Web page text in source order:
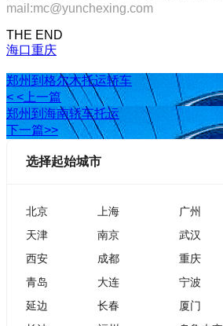
mail:mc@yunchexing.com
THE END
海口重庆
郑州到格尔木托运轿车
< <上一篇
郑州到海南轿车托运
下一篇>>
选择起始城市
北京 上海 广州
天津
南京 武汉
西安
成都 重庆
青岛
大连 宁波
延边
长春 厦门